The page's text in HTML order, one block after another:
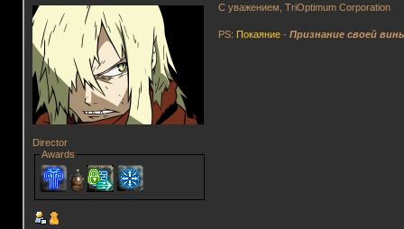
Director
Awards
С уважением, TriOptimum Corporation
PS: Покаяние -Признание своей